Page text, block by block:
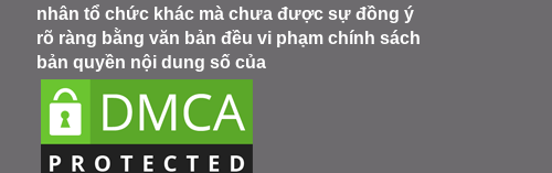
nhân tổ chức khác mà chưa được sự đồng ý
rõ ràng bằng văn bản đều vi phạm chính sách
bản quyền nội dung số của